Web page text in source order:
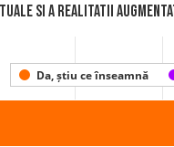
si a realitatii
Da, știu ce înseamnă